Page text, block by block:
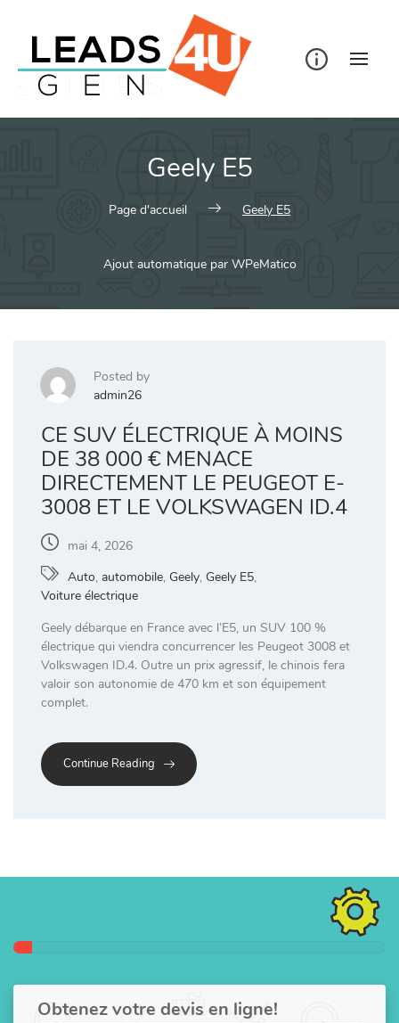
Geely E5
Page d'accueil Geely E5
Ajout automatique par WPeMatico
Posted by
admin26
CE SUV ÉLECTRIQUE À MOINS
DE 38 000 € MENACE
DIRECTEMENT LE PEUGEOT E-
3008 ET LE VOLKSWAGEN ID.4
mai 4, 2026
Auto, automobile, Geely, Geely E5,
Voiture électrique
Geely débarque en France avec l’E5, un SUV 100 %
électrique qui viendra concurrencer les Peugeot 3008 et
Volkswagen ID.4. Outre un prix agressif, le chinois fera
valoir son autonomie de 470 km et son équipement
complet.
Continue Reading
Obtenez votre devis en ligne!